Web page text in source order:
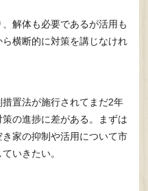
解体も必要であるが活用も
横断的に対策を講じなけれ
置法が施行されてまだ2年
の進捗に差がある。まずは
家の抑制や活用について市
いきたい。